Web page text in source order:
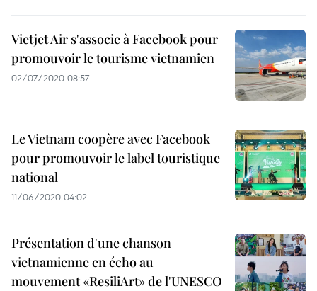
Vietjet Air s'associe à Facebook pour
promouvoir le tourisme vietnamien
02/07/2020 08:57
Le Vietnam coopère avec Facebook
pour promouvoir le label touristique
national
11/06/2020 04:02
Présentation d'une chanson
vietnamienne en écho au
mouvement «ResiliArt» de l'UNESCO